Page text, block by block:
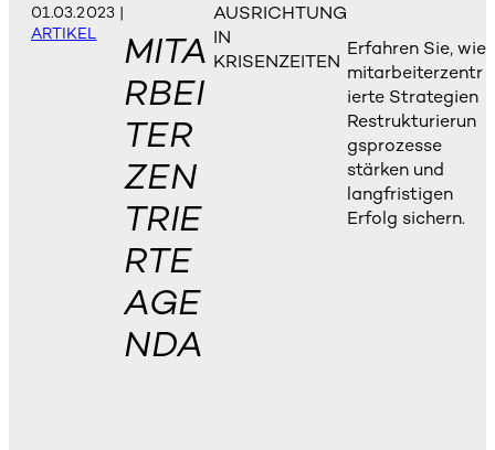
01.03.2023|
ARTIKEL
MITA
RBEI
TER
ZEN
TRIE
RTE
AGE
NDA
AUSRICHTUNG
IN
KRISENZEITEN
Erfahren Sie, wie
mitarbeiterzentr
ierte Strategien
Restrukturierun
gsprozesse
stärken und
langfristigen
Erfolg sichern.